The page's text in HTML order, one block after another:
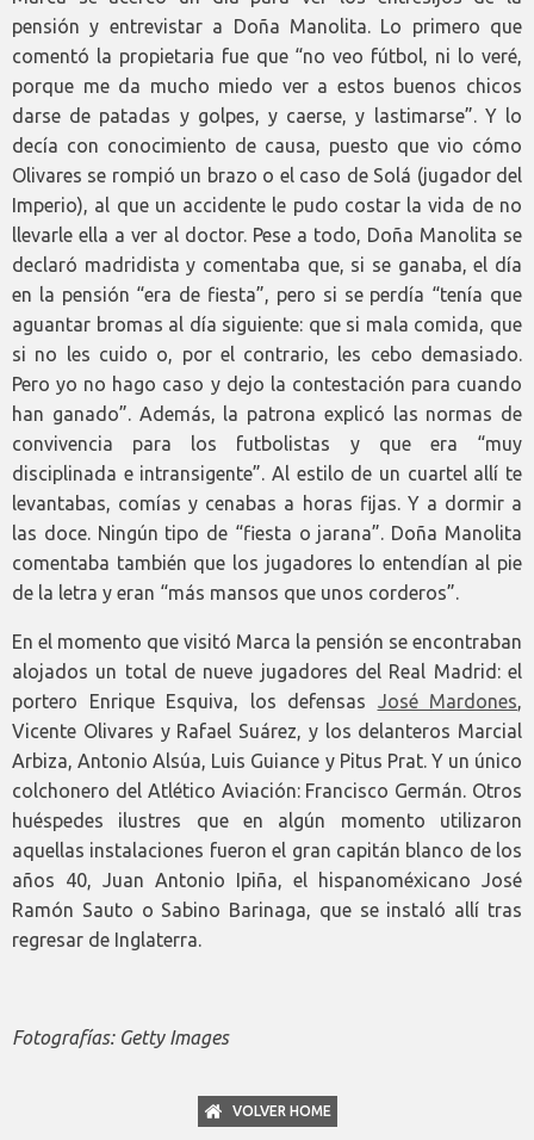
pensión y entrevistar a Doña Manolita. Lo primero que
comentó la propietaria fue que “no veo fútbol, ni lo veré,
porque me da mucho miedo ver a estos buenos chicos
darse de patadas y golpes, y caerse, y lastimarse”. Y lo
decía con conocimiento de causa, puesto que vio cómo
Olivares se rompió un brazo o el caso de Solá (jugador del
Imperio), al que un accidente le pudo costar la vida de no
llevarle ella a ver al doctor. Pese a todo, Doña Manolita se
declaró madridista y comentaba que, si se ganaba, el día
en la pensión “era de fiesta”, pero si se perdía “tenía que
aguantar bromas al día siguiente: que si mala comida, que
si no les cuido o, por el contrario, les cebo demasiado.
Pero yo no hago caso y dejo la contestación para cuando
han ganado”. Además, la patrona explicó las normas de
convivencia para los futbolistas y que era “muy
disciplinada e intransigente”. Al estilo de un cuartel allí te
levantabas, comías y cenabas a horas fijas. Y a dormir a
las doce. Ningún tipo de “fiesta o jarana”. Doña Manolita
comentaba también que los jugadores lo entendían al pie
de la letra y eran “más mansos que unos corderos”.
En el momento que visitó Marca la pensión se encontraban
alojados un total de nueve jugadores del Real Madrid: el
portero Enrique Esquiva, los defensas José Mardones,
Vicente Olivares y Rafael Suárez, y los delanteros Marcial
Arbiza, Antonio Alsúa, Luis Guiance y Pitus Prat. Y un único
colchonero del Atlético Aviación: Francisco Germán. Otros
huéspedes ilustres que en algún momento utilizaron
aquellas instalaciones fueron el gran capitán blanco de los
años 40, Juan Antonio Ipiña, el hispanoméxicano José
Ramón Sauto o Sabino Barinaga, que se instaló allí tras
regresar de Inglaterra.
Fotografías: Getty Images
VOLVER HOME